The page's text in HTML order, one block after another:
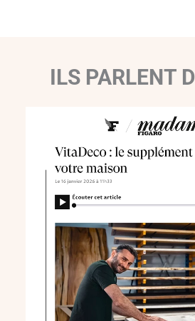
ILS PARLENT